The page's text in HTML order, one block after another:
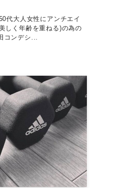
代大人女性にアンチエイ
しく年齢を重ねる)の為の
コンデシ...